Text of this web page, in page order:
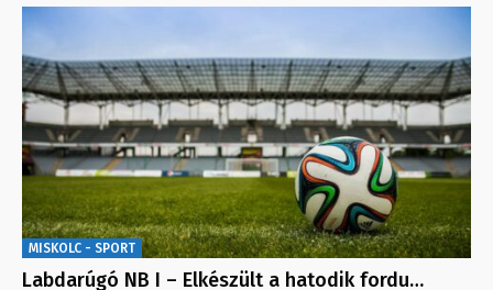
MISKOLC - SPORT
Labdarúgó NB I – Elkészült a hatodik fordu…